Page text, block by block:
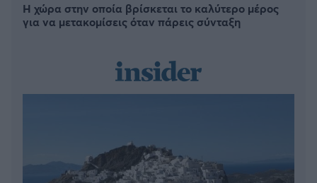
Η χώρα στην οποία βρίσκεται το καλύτερο μέρος
για να μετακομίσεις όταν πάρεις σύνταξη